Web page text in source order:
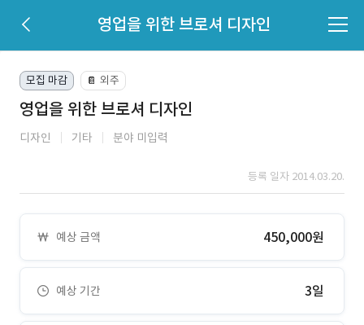
영업을 위한 브로셔 디자인
모집 마감 📔 외주
영업을 위한 브로셔 디자인
디자인 기타 분야 미입력
등록 일자 2014.03.20.
예상 금액 450,000원
예상 기간 3일